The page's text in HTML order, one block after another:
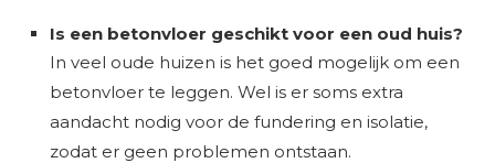
Is een betonvloer geschikt voor een oud huis?
In veel oude huizen is het goed mogelijk om een
betonvloer te leggen. Wel is er soms extra
aandacht nodig voor de fundering en isolatie,
zodat er geen problemen ontstaan.